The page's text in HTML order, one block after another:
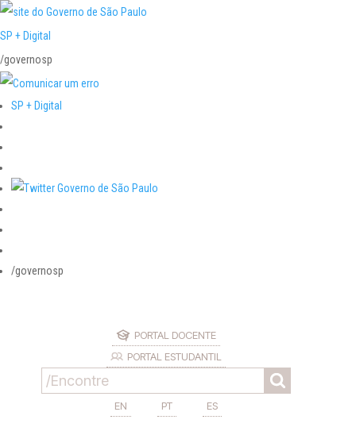
SP + Digital
/governosp
SP + Digital
/governosp
PORTAL DOCENTE
PORTAL ESTUDANTIL
EN PT ES